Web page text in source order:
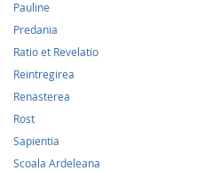
Pauline
Predania
Ratio et Revelatio
Reintregirea
Renasterea
Rost
Sapientia
Scoala Ardeleana